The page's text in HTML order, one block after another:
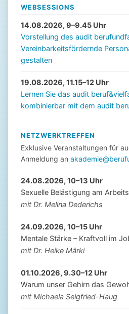
WEBSESSIONS
14.08.2026, 9–9.45 Uhr
Vorstellung des audit
Vereinbarkeitsfördernde
gestalten
19.08.2026, 11.15–12 Uhr
Lernen Sie das audit
kombinierbar mit dem audit
NETZWERKTREFFEN
Exklusive Veranstaltungen für
Anmeldung an
24.08.2026, 10–13 Uhr
Sexuelle Belästigung am
mit Dr. Melina Dederichs
24.09.2026, 10–15 Uhr
Mentale Stärke – Kraftvoll im
mit Dr. Heike Märki
01.10.2026, 9.30–12 Uhr
Warum unser Gehirn das
mit Michaela Seigfried-Haug